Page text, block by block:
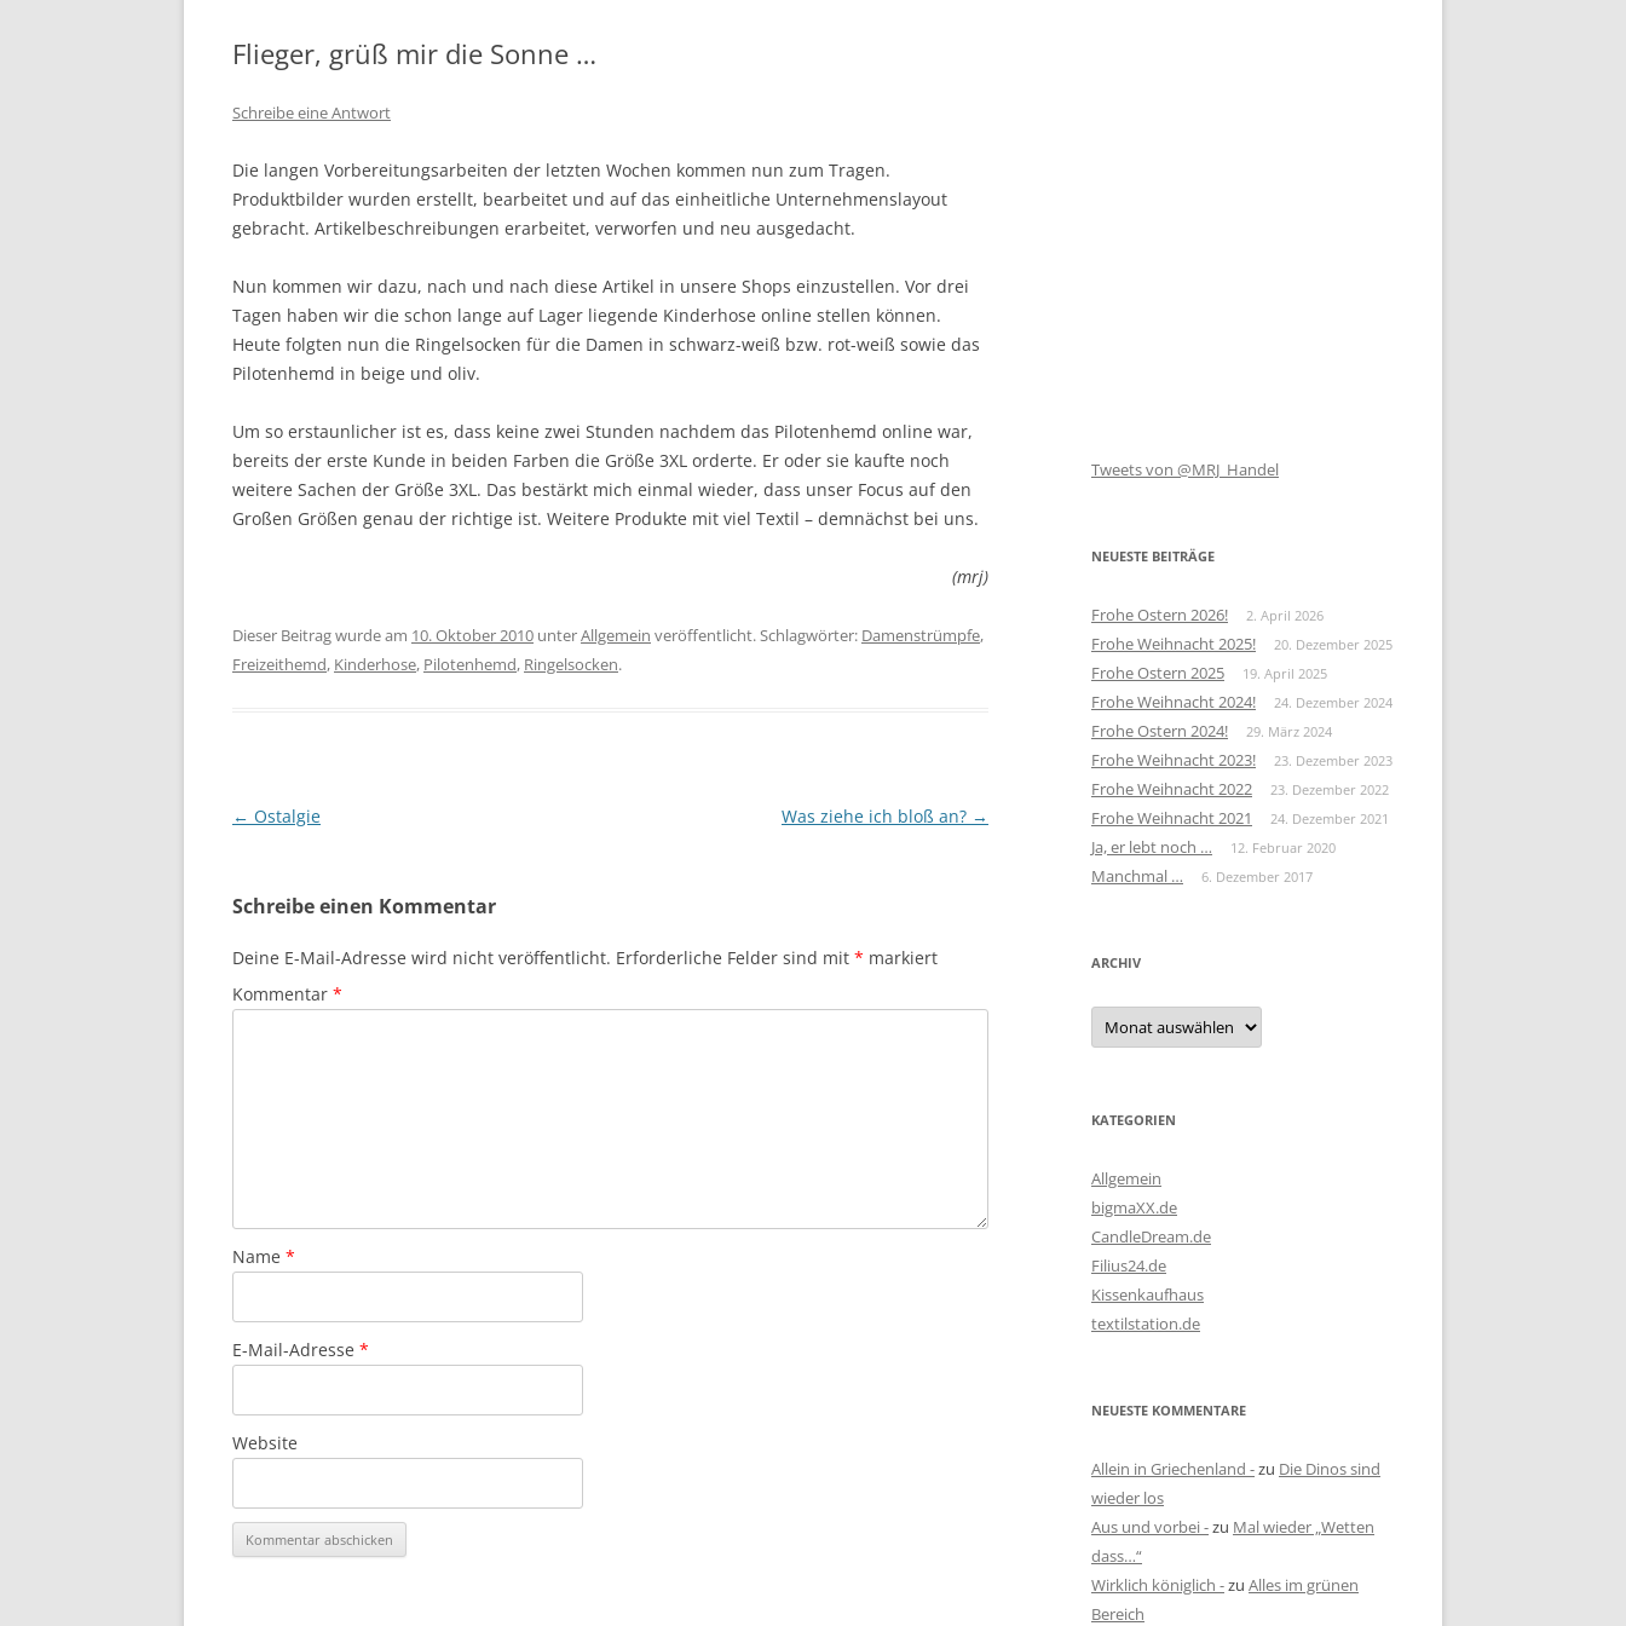
Flieger, grüß mir die Sonne …
Schreibe eine Antwort
Die langen Vorbereitungsarbeiten der letzten Wochen kommen nun zum Tragen.
Produktbilder wurden erstellt, bearbeitet und auf das einheitliche Unternehmenslayout
gebracht. Artikelbeschreibungen erarbeitet, verworfen und neu ausgedacht.
Nun kommen wir dazu, nach und nach diese Artikel in unsere Shops einzustellen. Vor drei
Tagen haben wir die schon lange auf Lager liegende Kinderhose online stellen können.
Heute folgten nun die Ringelsocken für die Damen in schwarz-weiß bzw. rot-weiß sowie das
Pilotenhemd in beige und oliv.
Um so erstaunlicher ist es, dass keine zwei Stunden nachdem das Pilotenhemd online war,
bereits der erste Kunde in beiden Farben die Größe 3XL orderte. Er oder sie kaufte noch
weitere Sachen der Größe 3XL. Das bestärkt mich einmal wieder, dass unser Focus auf den
Großen Größen genau der richtige ist. Weitere Produkte mit viel Textil – demnächst bei uns.
(mrj)
Dieser Beitrag wurde am 10. Oktober 2010 unterAllgemein veröffentlicht. Schlagwörter: Damenstrümpfe,
Freizeithemd, Kinderhose, Pilotenhemd, Ringelsocken.
Beitragsnavigation
← Ostalgie Was ziehe ich bloß an? →
Schreibe einen Kommentar
Deine E-Mail-Adresse wird nicht veröffentlicht. Erforderliche Felder sind mit * markiert
Kommentar *
Name *
E-Mail-Adresse *
Website
Tweets von @MRJ_Handel
NEUESTE BEITRÄGE
Frohe Ostern 2026! 2. April 2026
Frohe Weihnacht 2025! 20. Dezember 2025
Frohe Ostern 2025 19. April 2025
Frohe Weihnacht 2024! 24. Dezember 2024
Frohe Ostern 2024! 29. März 2024
Frohe Weihnacht 2023! 23. Dezember 2023
Frohe Weihnacht 2022 23. Dezember 2022
Frohe Weihnacht 2021 24. Dezember 2021
Ja, er lebt noch … 12. Februar 2020
Manchmal … 6. Dezember 2017
ARCHIV
Archiv
KATEGORIEN
Allgemein
bigmaXX.de
CandleDream.de
Filius24.de
Kissenkaufhaus
textilstation.de
NEUESTE KOMMENTARE
Allein in Griechenland -zu Die Dinos sind
wieder los
Aus und vorbei -zu Mal wieder „Wetten
dass…“
Wirklich königlich -zu Alles im grünen
Bereich